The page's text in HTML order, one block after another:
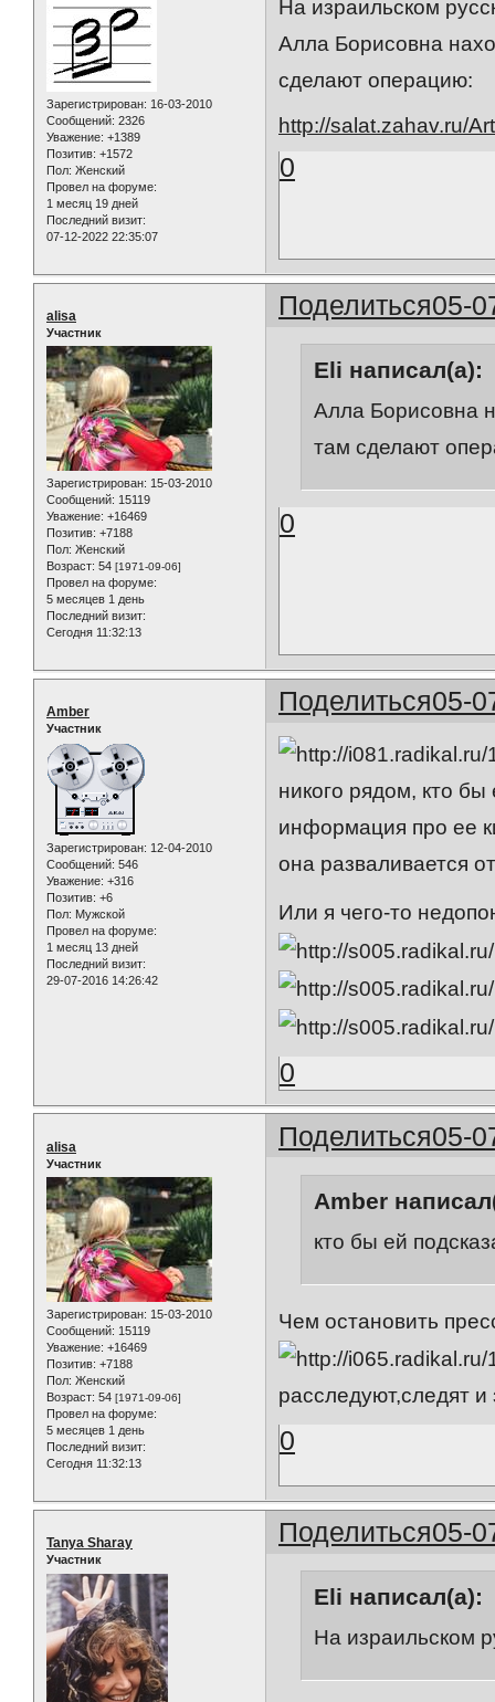
Зарегистрирован: 16-03-2010
Сообщений: 2326
Уважение: +1389
Позитив: +1572
Пол: Женский
Провел на форуме:
1 месяц 19 дней
Последний визит:
07-12-2022 22:35:07
На израильском
Алла Борисовна
сделают операцию:
http://salat.zahav.ru/
0
Поделиться05-
alisa
Участник
Зарегистрирован: 15-03-2010
Сообщений: 15119
Уважение: +16469
Позитив: +7188
Пол: Женский
Возраст: 54 [1971-09-06]
Провел на форуме:
5 месяцев 1 день
Последний визит:
Сегодня 11:32:13
Eli написал(а):
Алла Борисовна
там сделают
0
Поделиться05-
Amber
Участник
Зарегистрирован: 12-04-2010
Сообщений: 546
Уважение: +316
Позитив: +6
Пол: Мужской
Провел на форуме:
1 месяц 13 дней
Последний визит:
29-07-2016 14:26:42
никого рядом, кто бы
информация про ее
она разваливается
Или я чего-то
0
Поделиться05-
alisa
Участник
Зарегистрирован: 15-03-2010
Сообщений: 15119
Уважение: +16469
Позитив: +7188
Пол: Женский
Возраст: 54 [1971-09-06]
Провел на форуме:
5 месяцев 1 день
Последний визит:
Сегодня 11:32:13
Amber
кто бы ей
Чем остановить
расследуют,следят
0
Поделиться05-
Tanya Sharay
Участник
Eli написал(а):
На израильском